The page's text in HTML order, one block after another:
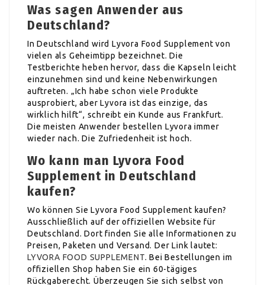
Was sagen Anwender aus
Deutschland?
In Deutschland wird Lyvora Food Supplement von
vielen als Geheimtipp bezeichnet. Die
Testberichte heben hervor, dass die Kapseln leicht
einzunehmen sind und keine Nebenwirkungen
auftreten. „Ich habe schon viele Produkte
ausprobiert, aber Lyvora ist das einzige, das
wirklich hilft“, schreibt ein Kunde aus Frankfurt.
Die meisten Anwender bestellen Lyvora immer
wieder nach. Die Zufriedenheit ist hoch.
Wo kann man Lyvora Food
Supplement in Deutschland
kaufen?
Wo können Sie Lyvora Food Supplement kaufen?
Ausschließlich auf der offiziellen Website für
Deutschland. Dort finden Sie alle Informationen zu
Preisen, Paketen und Versand. Der Link lautet:
LYVORA FOOD SUPPLEMENT. Bei Bestellungen im
offiziellen Shop haben Sie ein 60-tägiges
Rückgaberecht. Überzeugen Sie sich selbst von